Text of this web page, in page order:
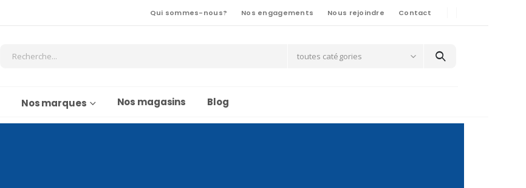
Qui sommes-nous? Nos engagements Nous rejoindre Contact
toutes catégories
Nos marques Nos magasins Blog